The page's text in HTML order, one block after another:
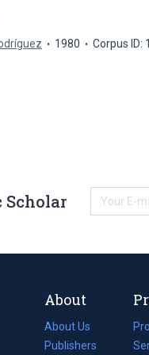
1980 Corpus ID:
Scholar
About
About Us
Publishers